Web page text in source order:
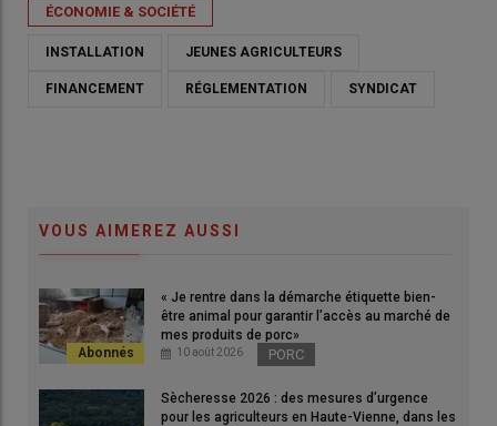
« Nous savons que la reconquête de notre souveraineté
alimentaire nécessitera des investissements massifs dans les
années à venir », a affirmé Annie Genevard le 4 juin au congrès
des Jeunes agriculteurs
© Agriculture.gouv.fr
ÉCONOMIE & SOCIÉTÉ
INSTALLATION JEUNES AGRICULTEURS
FINANCEMENT RÉGLEMENTATION SYNDICAT
VOUS AIMEREZ AUSSI
« Je rentre dans la démarche étiquette bien-
être animal pour garantir l’accès au marché de
mes produits de porc»
10 août 2026 PORC
Sècheresse 2026 : des mesures d’urgence
pour les agriculteurs en Haute-Vienne, dans les